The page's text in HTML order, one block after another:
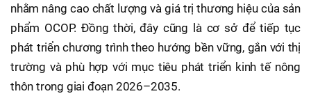
nhằm nâng cao chất lượng và giá trị thương hiệu của sản
phẩm OCOP. Đồng thời, đây cũng là cơ sở để tiếp tục
phát triển chương trình theo hướng bền vững, gắn với thị
trường và phù hợp với mục tiêu phát triển kinh tế nông
thôn trong giai đoạn 2026–2035.